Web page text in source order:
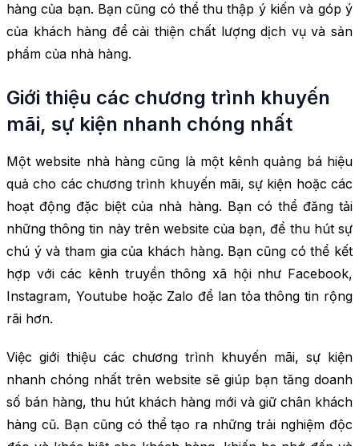
hàng của bạn. Bạn cũng có thể thu thập ý kiến và góp ý
của khách hàng để cải thiện chất lượng dịch vụ và sản
phẩm của nhà hàng.
Giới thiệu các chương trình khuyến
mãi, sự kiện nhanh chóng nhất
Một website nhà hàng cũng là một kênh quảng bá hiệu
quả cho các chương trình khuyến mãi, sự kiện hoặc các
hoạt động đặc biệt của nhà hàng. Bạn có thể đăng tải
những thông tin này trên website của bạn, để thu hút sự
chú ý và tham gia của khách hàng. Bạn cũng có thể kết
hợp với các kênh truyền thông xã hội như Facebook,
Instagram, Youtube hoặc Zalo để lan tỏa thông tin rộng
rãi hơn.
Việc giới thiệu các chương trình khuyến mãi, sự kiện
nhanh chóng nhất trên website sẽ giúp bạn tăng doanh
số bán hàng, thu hút khách hàng mới và giữ chân khách
hàng cũ. Bạn cũng có thể tạo ra những trải nghiệm độc